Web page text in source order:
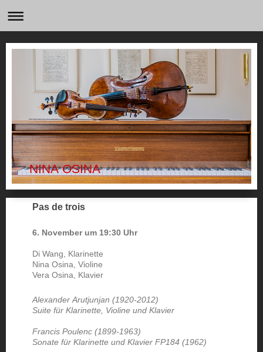
NINA OSINA
Pas de trois
6. November um 19:30 Uhr
Di Wang, Klarinette
Nina Osina, Violine
Vera Osina, Klavier
Alexander Arutjunjan (1920-2012)
Suite für Klarinette, Violine und Klavier
Francis Poulenc (1899-1963)
Sonate für Klarinette und Klavier FP184 (1962)